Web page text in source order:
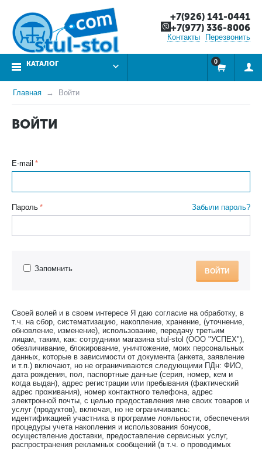
+7(926) 141-0441
+7(977) 336-8006
Контакты Перезвонить
КАТАЛОГ 0
Главная Войти
ВОЙТИ
E-mail
Пароль Забыли пароль?
ВОЙТИ
Запомнить
Своей волей и в своем интересе Я даю согласие на обработку, в
т.ч. на сбор, систематизацию, накопление, хранение, (уточнение,
обновление, изменение), использование, передачу третьим
лицам, таким, как: сотрудники магазина stul-stol (ООО "УСПЕХ"),
обезличивание, блокирование, уничтожение, моих персональных
данных, которые в зависимости от документа (анкета, заявление
и т.п.) включают, но не ограничиваются следующими ПДн: ФИО,
дата рождения, пол, паспортные данные (серия, номер, кем и
когда выдан), адрес регистрации или пребывания (фактический
адрес проживания), номер контактного телефона, адрес
электронной почты, с целью предоставления мне своих товаров и
услуг (продуктов), включая, но не ограничиваясь:
идентификацией участника в программе лояльности, обеспечения
процедуры учета накопления и использования бонусов,
осуществление доставки, предоставление сервисных услуг,
распространения рекламных сообщений (в т.ч. о проводимых